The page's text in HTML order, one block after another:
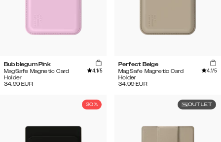
Bubblegum Pink
MagSafe Magnetic Card
Holder
4.1/5
34.99 EUR
Perfect Beige
MagSafe Magnetic Card
Holder
4.1/5
34.99 EUR
30% OUTLET